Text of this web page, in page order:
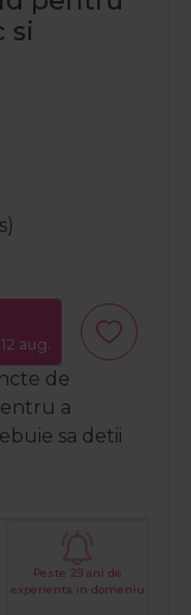
si
aug.
de
a
sa detii
Peste 29 ani de
experienta in domeniu